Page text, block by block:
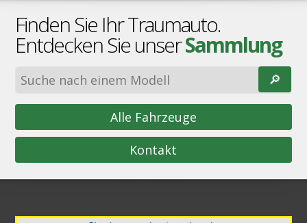
Finden Sie Ihr Traumauto.
Entdecken Sie unserSammlung
🔎︎
Alle Fahrzeuge
Kontakt